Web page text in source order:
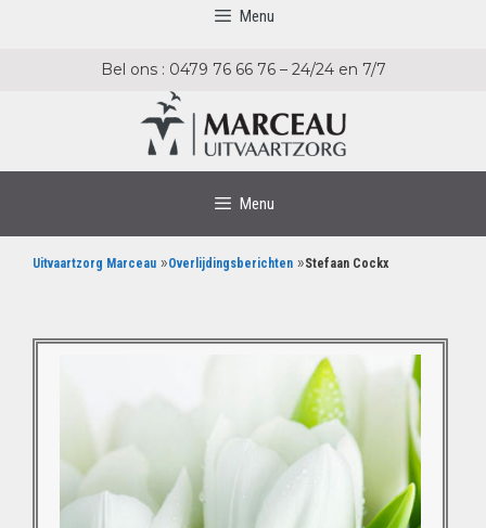
Menu
Bel ons : 0479 76 66 76 – 24/24 en 7/7
Menu
Uitvaartzorg Marceau »Overlijdingsberichten »Stefaan Cockx